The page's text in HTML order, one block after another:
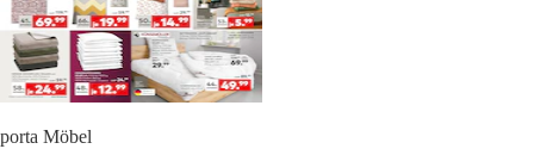
porta Möbel